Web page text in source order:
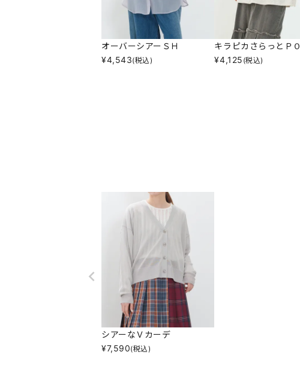
オーバーシアーＳＨ
¥4,543(税込)
キラピカさらっとＰＯ
¥4,125 (税込)
シアーなＶカーデ
¥7,590(税込)